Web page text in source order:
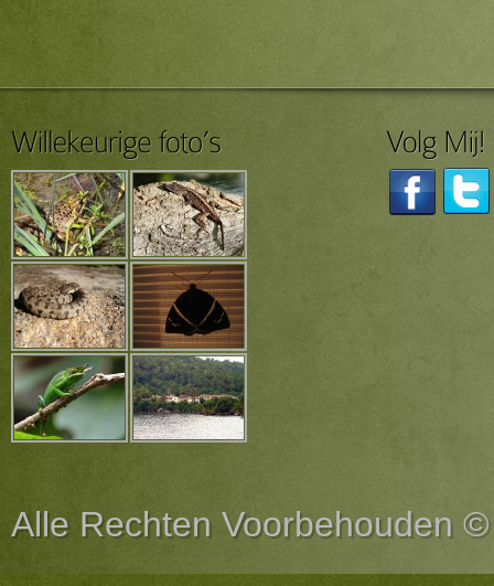
Alle Rechten Voorbehouden